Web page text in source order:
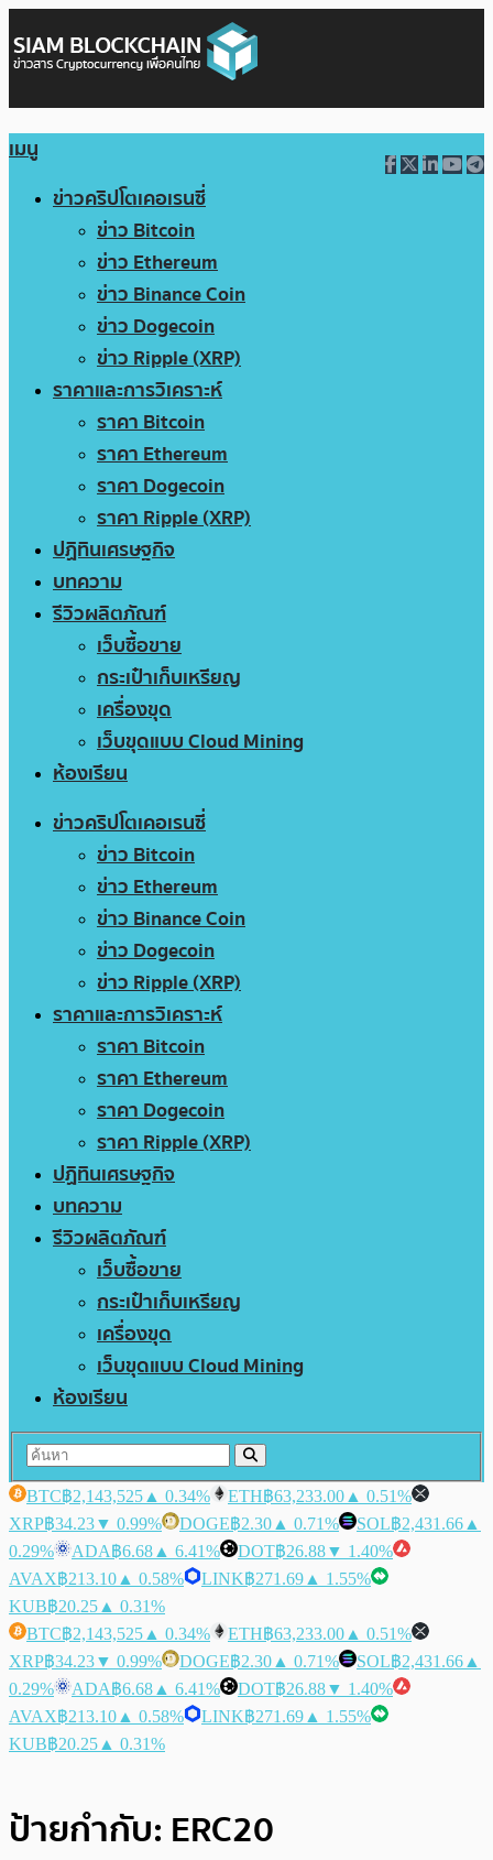
เมนู
ข่าวคริปโตเคอเรนซี่
ข่าว Bitcoin
ข่าว Ethereum
ข่าว Binance Coin
ข่าว Dogecoin
ข่าว Ripple (XRP)
ราคาและการวิเคราะห์
ราคา Bitcoin
ราคา Ethereum
ราคา Dogecoin
ราคา Ripple (XRP)
ปฏิทินเศรษฐกิจ
บทความ
รีวิวผลิตภัณฑ์
เว็บซื้อขาย
กระเป๋าเก็บเหรียญ
เครื่องขุด
เว็บขุดแบบ Cloud Mining
ห้องเรียน
ข่าวคริปโตเคอเรนซี่
ข่าว Bitcoin
ข่าว Ethereum
ข่าว Binance Coin
ข่าว Dogecoin
ข่าว Ripple (XRP)
ราคาและการวิเคราะห์
ราคา Bitcoin
ราคา Ethereum
ราคา Dogecoin
ราคา Ripple (XRP)
ปฏิทินเศรษฐกิจ
บทความ
รีวิวผลิตภัณฑ์
เว็บซื้อขาย
กระเป๋าเก็บเหรียญ
เครื่องขุด
เว็บขุดแบบ Cloud Mining
ห้องเรียน
BTC฿2,143,525 ▲ 0.34% ETH฿63,233.00 ▲ 0.51%
XRP฿34.23▼ 0.99% DOGE฿2.30 ▲ 0.71% SOL฿2,431.66 ▲
0.29%
ADA฿6.68 ▲ 6.41% DOT฿26.88▼ 1.40%
AVAX฿213.10 ▲ 0.58% LINK฿271.69 ▲ 1.55%
KUB฿20.25 ▲ 0.31%
BTC฿2,143,525 ▲ 0.34% ETH฿63,233.00 ▲ 0.51%
XRP฿34.23▼ 0.99% DOGE฿2.30 ▲ 0.71% SOL฿2,431.66 ▲
0.29%
ADA฿6.68 ▲ 6.41% DOT฿26.88▼ 1.40%
AVAX฿213.10 ▲ 0.58% LINK฿271.69 ▲ 1.55%
KUB฿20.25 ▲ 0.31%
ป้ายกำกับ: ERC20